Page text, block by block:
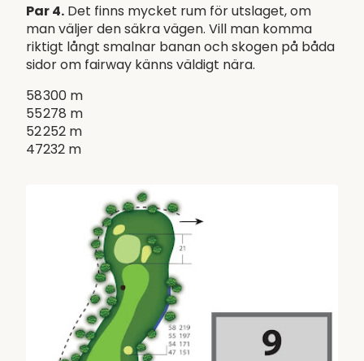
Par 4. Det finns mycket rum för utslaget, om
man väljer den säkra vägen. Vill man komma
riktigt långt smalnar banan och skogen på båda
sidor om fairway känns väldigt nära.
58300 m
55278 m
52252 m
47232 m